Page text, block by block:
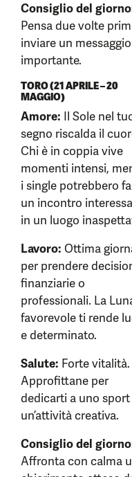
Consiglio del
Pensa due volte
inviare un messaggio
importante.
TORO (21 APRILE – 20
MAGGIO)
Amore: Il Sole nel
segno riscalda il
Chi è in coppia vive
momenti intensi,
i single potrebbero
un incontro
in un luogo
Lavoro: Ottima
per prendere
finanziarie o
professionali. La
favorevole ti rende
e determinato.
Salute: Forte vitalità.
Approfittane per
dedicarti a uno sport
un’attività creativa.
Consiglio del
Affronta con calma